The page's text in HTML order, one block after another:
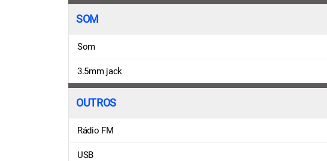
SOM
Som
3.5mm jack
OUTROS
Rádio FM
USB